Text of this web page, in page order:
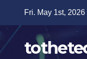
content
Fri. May 1st, 2026